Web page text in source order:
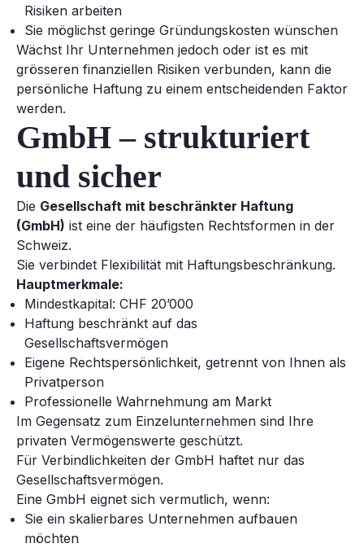
Risiken arbeiten
Sie möglichst geringe Gründungskosten wünschen
Wächst Ihr Unternehmen jedoch oder ist es mit
grösseren finanziellen Risiken verbunden, kann die
persönliche Haftung zu einem entscheidenden Faktor
werden.
GmbH – strukturiert
und sicher
Die Gesellschaft mit beschränkter Haftung
(GmbH) ist eine der häufigsten Rechtsformen in der
Schweiz.
Sie verbindet Flexibilität mit Haftungsbeschränkung.
Hauptmerkmale:
Mindestkapital: CHF 20’000
Haftung beschränkt auf das
Gesellschaftsvermögen
Eigene Rechtspersönlichkeit, getrennt von Ihnen als
Privatperson
Professionelle Wahrnehmung am Markt
Im Gegensatz zum Einzelunternehmen sind Ihre
privaten Vermögenswerte geschützt.
Für Verbindlichkeiten der GmbH haftet nur das
Gesellschaftsvermögen.
Eine GmbH eignet sich vermutlich, wenn:
Sie ein skalierbares Unternehmen aufbauen
möchten